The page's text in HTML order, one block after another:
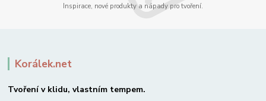
Inspirace, nové produkty a nápady pro tvoření.
Korálek.net
Tvoření v klidu, vlastním tempem.